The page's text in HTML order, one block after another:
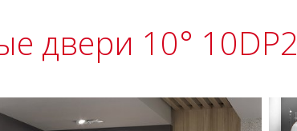
двери 10° 10DP2